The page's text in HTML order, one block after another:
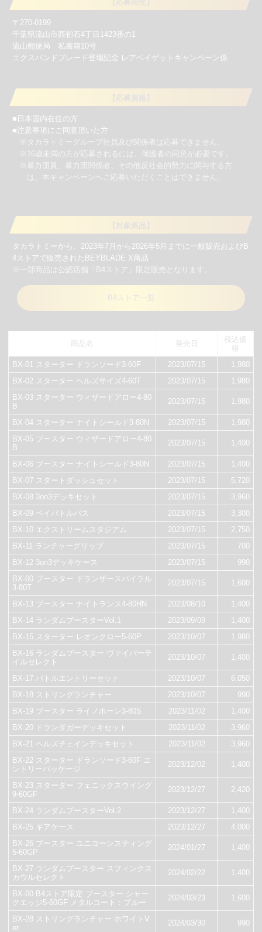
【応募宛先】
〒270-0199
千葉県流山市西初石4丁目1423番の1
流山郵便局 私書箱10号
エクスパンドブレード登場記念 レアベイゲットキャンペーン係
【応募資格】
■日本国内在住の方
■注意事項にご同意頂いた方
※タカラトミーグループ社員及び関係者は応募できません。
※16歳未満の方が応募されるには、保護者の同意が必要です。
※暴力団員、暴力団関係者、その他反社会的勢力に関与する方
は、本キャンペーンへご応募いただくことはできません。
【対象商品】
タカラトミーから、2023年7月から2026年5月までに一般販売およびB
4ストアで販売されたBEYBLADE X商品
※一部商品は公認店舗「B4ストア」限定販売となります。
B4ストア一覧
商品名 発売日
税込価
格
BX-01 スターター ドランソード3-60F
2023/07/15
1,980
BX-02 スターター ヘルズサイズ4-60T
2023/07/15
1,980
BX-03 スターター ウィザードアロー4-80
B
2023/07/15 1,980
BX-04 スターター ナイトシールド3-80N 2023/07/15
1,980
BX-05 ブースター ウィザードアロー4-80
B
2023/07/15 1,400
BX-06 ブースター ナイトシールド3-80N 2023/07/15
1,400
BX-07 スタートダッシュセット
2023/07/15
5,720
BX-08 3on3デッキセット
2023/07/15
3,960
BX-09 ベイバトルパス
2023/07/15
3,300
BX-10 エクストリームスタジアム
2023/07/15
2,750
BX-11 ランチャーグリップ
2023/07/15
700
BX-12 3on3デッキケース
2023/07/15
990
BX-00 ブースター ドランザースパイラル
3-80T
2023/07/15 1,600
BX-13 ブースター ナイトランス4-80HN 2023/08/10
1,400
BX-14 ランダムブースターVol.1
2023/09/09
1,400
BX-15 スターター レオンクロー5-60P
2023/10/07
1,980
BX-16 ランダムブースター ヴァイパーテ
イルセレクト
2023/10/07 1,400
BX-17 バトルエントリーセット 2023/10/07
6,050
BX-18 ストリングランチャー
2023/10/07
990
BX-19 ブースター ライノホーン3-80S
2023/11/02
1,400
BX-20 ドランダガーデッキセット
2023/11/02
3,960
BX-21 ヘルズチェインデッキセット
2023/11/02
3,960
BX-22 スターター ドランソード3-60F エ
ントリーパッケージ
2023/12/02 1,400
BX-23 スターター フェニックスウイング
9-60GF
2023/12/27 2,420
BX-24 ランダムブースターVol.2 2023/12/27
1,400
BX-25 ギアケース
2023/12/27
4,000
BX-26 ブースター ユニコーンスティング
5-60GP
2024/01/27 1,400
BX-27 ランダムブースター スフィンクス
カウルセレクト
2024/02/22 1,400
BX-00 B4ストア限定 ブースター シャー
クエッジ5-60GF メタルコート：ブルー
2024/03/23 1,600
BX-28 ストリングランチャー ホワイトV
er.
2024/03/30 990